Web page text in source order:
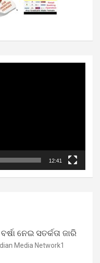
12:41
ନେଇ ସତର୍କତା ଜାରି
Media Network1